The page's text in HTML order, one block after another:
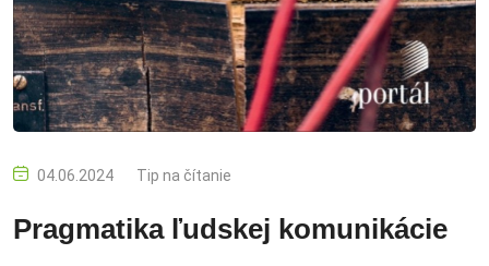
04.06.2024 Tip na čítanie
Pragmatika ľudskej komunikácie